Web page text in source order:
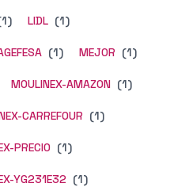
LIDL (1)
(1) MEJOR (1)
MOULINEX-AMAZON (1)
CARREFOUR (1)
PRECIO (1)
YG231E32 (1)